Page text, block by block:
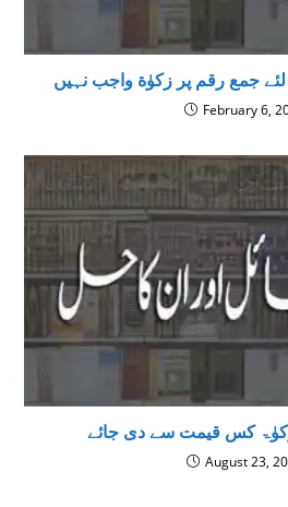
جمع رقم پر زکوٰة واجب نہیں
February 6,
کس قیمت سے دی جائے
August 23,